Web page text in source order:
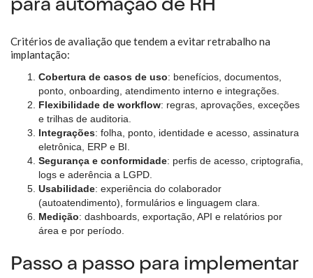
para automação de RH
Critérios de avaliação que tendem a evitar retrabalho na
implantação:
Cobertura de casos de uso: benefícios, documentos,
ponto, onboarding, atendimento interno e integrações.
Flexibilidade de workflow: regras, aprovações, exceções
e trilhas de auditoria.
Integrações: folha, ponto, identidade e acesso, assinatura
eletrônica, ERP e BI.
Segurança e conformidade: perfis de acesso, criptografia,
logs e aderência a LGPD.
Usabilidade: experiência do colaborador
(autoatendimento), formulários e linguagem clara.
Medição: dashboards, exportação, API e relatórios por
área e por período.
Passo a passo para implementar